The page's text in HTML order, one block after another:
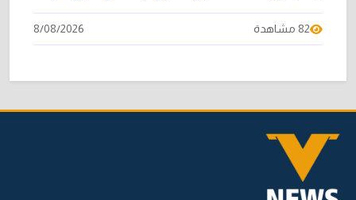
82 مشاهدة 8/08/2026